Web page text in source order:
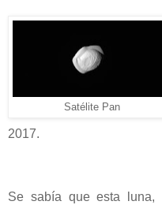
Satélite Pan
2017.
Se sabía que esta luna,